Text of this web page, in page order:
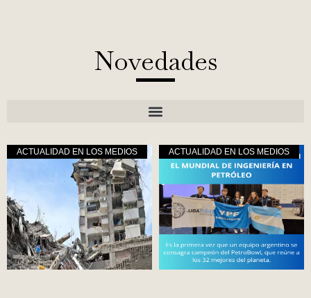
Novedades
ACTUALIDAD EN LOS MEDIOS ACTUALIDAD EN LOS MEDIOS